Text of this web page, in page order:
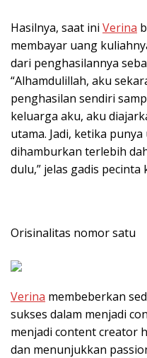
Hasilnya, saat ini Verina
membayar uang
dari penghasilannya
“Alhamdulillah, aku
penghasilan sendiri
keluarga aku, aku
utama. Jadi, ketika
dihamburkan terlebih
dulu,” jelas gadis pecinta
Orisinalitas nomor satu
Verina membeberkan
sukses dalam menjadi
menjadi content creator
dan menunjukkan